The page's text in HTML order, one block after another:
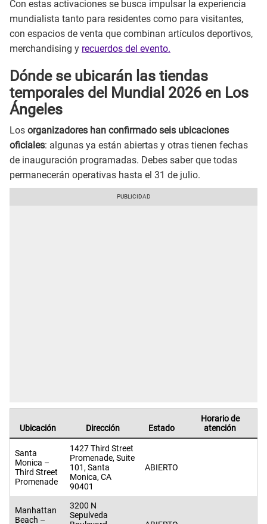
Con estas activaciones se busca impulsar la experiencia
mundialista tanto para residentes como para visitantes,
con espacios de venta que combinan artículos deportivos,
merchandising y recuerdos del evento.
Dónde se ubicarán las tiendas
temporales del Mundial 2026 en Los
Ángeles
Los organizadores han confirmado seis ubicaciones
oficiales: algunas ya están abiertas y otras tienen fechas
de inauguración programadas. Debes saber que todas
permanecerán operativas hasta el 31 de julio.
Ubicación Dirección Estado
Horario de
atención
Santa
Monica –
Third Street
Promenade
1427 Third Street
Promenade, Suite
101, Santa
Monica, CA
90401
ABIERTO
Manhattan
Beach –
3200 N
Sepulveda